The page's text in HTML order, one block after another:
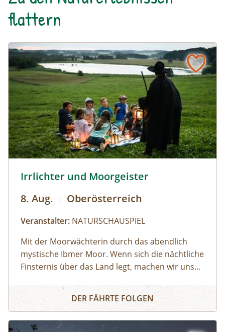
flattern
Irrlichter und Moorgeister
8. Aug. | Oberösterreich
Veranstalter: NATURSCHAUSPIEL
Mit der Moorwächterin durch das abendlich
mystische Ibmer Moor. Wenn sich die nächtliche
Finsternis über das Land legt, machen wir uns
Moorkomplex Österreichs finden seltene Tiere
und Pflanzen ideale Lebensbedingungen. Wir
Stimmung und Mystik dieser sagenumwobenen
Irrlichter und Moorgeister
DER FÄHRTE FOLGEN